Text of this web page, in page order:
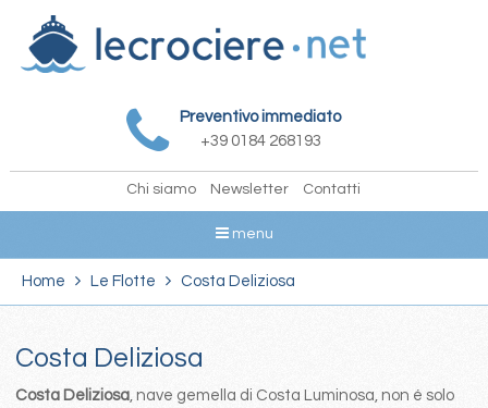
Preventivo immediato
+39 0184 268193
Chi siamo Newsletter Contatti
menu
Home Le Flotte Costa Deliziosa
Costa Deliziosa
Costa Deliziosa, nave gemella di Costa Luminosa, non é solo